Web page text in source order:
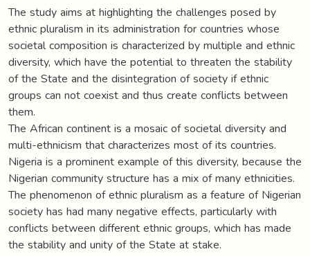
The study aims at highlighting the challenges posed by
ethnic pluralism in its administration for countries whose
societal composition is characterized by multiple and ethnic
diversity, which have the potential to threaten the stability
of the State and the disintegration of society if ethnic
groups can not coexist and thus create conflicts between
them.
The African continent is a mosaic of societal diversity and
multi-ethnicism that characterizes most of its countries.
Nigeria is a prominent example of this diversity, because the
Nigerian community structure has a mix of many ethnicities.
The phenomenon of ethnic pluralism as a feature of Nigerian
society has had many negative effects, particularly with
conflicts between different ethnic groups, which has made
the stability and unity of the State at stake.